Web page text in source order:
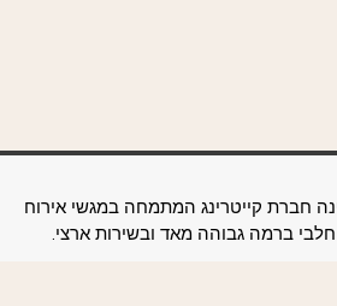
קייטרינג המתמחה במגשי אירוח
ברמה גבוהה מאד ובשירות ארצי.